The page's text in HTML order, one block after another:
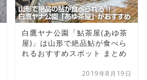
白鷹ヤナ公園「鮎茶屋(あゆ茶
屋)」は山形で絶品鮎が食べら
れるおすすめスポット まとめ
2019年8月19日